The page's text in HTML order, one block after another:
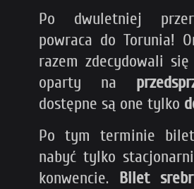
Po dwuletniej
powraca do Torunia!
razem zdecydowali
oparty na
dostępne są one tylko
Po tym terminie
nabyć tylko
konwencie. Bilet